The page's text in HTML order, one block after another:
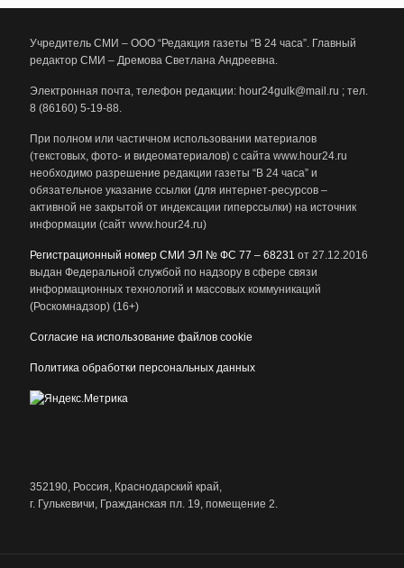
Учредитель СМИ – ООО “Редакция газеты “В 24 часа”. Главный
редактор СМИ – Дремова Светлана Андреевна.
Электронная почта, телефон редакции: hour24gulk@mail.ru ; тел.
8 (86160) 5-19-88.
При полном или частичном использовании материалов
(текстовых, фото- и видеоматериалов) с сайта www.hour24.ru
необходимо разрешение редакции газеты “В 24 часа” и
обязательное указание ссылки (для интернет-ресурсов –
активной не закрытой от индексации гиперссылки) на источник
информации (сайт www.hour24.ru)
Регистрационный номер СМИ ЭЛ № ФС 77 – 68231 от 27.12.2016
выдан Федеральной службой по надзору в сфере связи
информационных технологий и массовых коммуникаций
(Роскомнадзор) (16+)
Согласие на использование файлов cookie
Политика обработки персональных данных
352190, Россия, Краснодарский край,
г. Гулькевичи, Гражданская пл. 19, помещение 2.